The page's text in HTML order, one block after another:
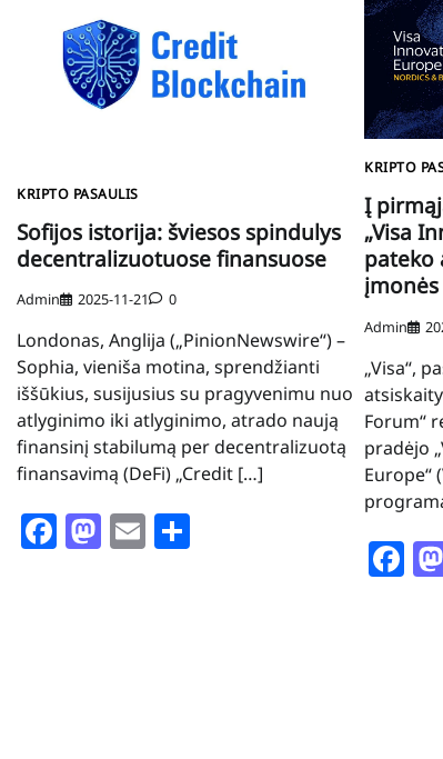
KRIPTO PASAULIS
Sofijos istorija: šviesos spindulys
decentralizuotuose finansuose
Admin 2025-11-21 0
Londonas, Anglija („PinionNewswire“) –
Sophia, vieniša motina, sprendžianti
iššūkius, susijusius su pragyvenimu nuo
atlyginimo iki atlyginimo, atrado naują
finansinį stabilumą per decentralizuotą
finansavimą (DeFi) „Credit […]
Facebook
Mastodon
Email
KRIPTO
Į
„Visa
pateko
Admin
„Visa“,
Forum“
pradėjo
Europe“